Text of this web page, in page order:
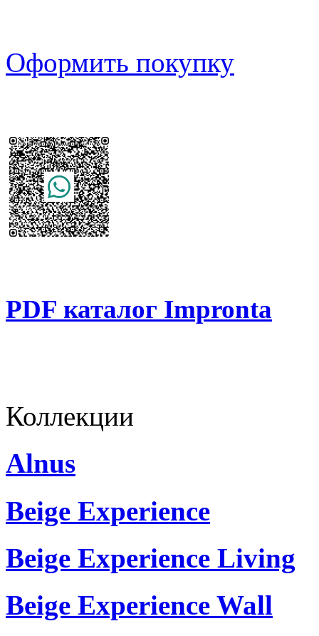
Оформить покупку
PDF каталог Impronta
Коллекции
Alnus
Beige Experience
Beige Experience Living
Beige Experience Wall